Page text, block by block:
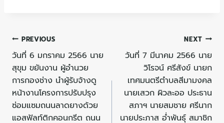
PREVIOUS
วันที่ 6 มกราคม 2566 นาย
สุขุม ขยันงาน ผู้อำนวย
การกองช่าง นำผู้รับจ้างดู
หน้างานโครงการปรับปรุง
ซ่อมแซมถนนลาดยางด้วย
แอสฟัลท์ติกคอนกรีต ถนน
NEXT
วันที่ 7 มีนาคม 2566 นาย
วิโรจน์ ศรีสังข์ นายก
เทศมนตรีตำบลสีมามงคล
นายเสวก ผิวละออ ประธาน
สภาฯ นายสมชาย ศรีนาก
นายประภาส อ่ำพันธุ์ สมาชิก